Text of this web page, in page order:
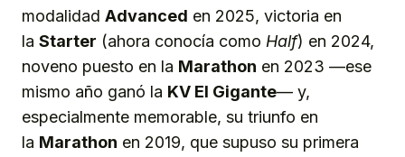
modalidad Advanced en 2025, victoria en
la Starter (ahora conocía como Half) en 2024,
noveno puesto en la Marathon en 2023 —ese
mismo año ganó la KV El Gigante— y,
especialmente memorable, su triunfo en
la Marathon en 2019, que supuso su primera